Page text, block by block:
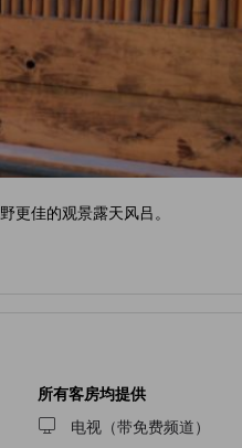
佳的观景露天风吕。
所有客房均提供
电视（带免费频道）